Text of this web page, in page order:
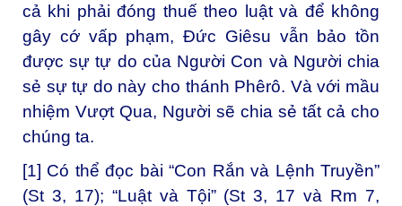
cả khi phải đóng thuế theo luật và để không
gây cớ vấp phạm, Đức Giêsu vẫn bảo tồn
được sự tự do của Người Con và Người chia
sẻ sự tự do này cho thánh Phêrô. Và với mầu
nhiệm Vượt Qua, Người sẽ chia sẻ tất cả cho
chúng ta.
[1] Có thể đọc bài “Con Rắn và Lệnh Truyền”
(St 3, 17); “Luật và Tội” (St 3, 17 và Rm 7,